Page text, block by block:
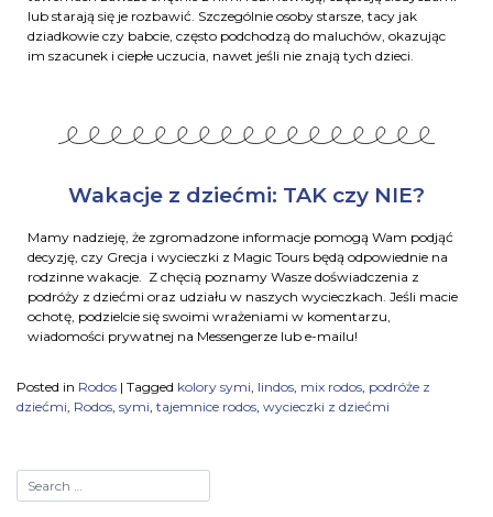
lub starają się je rozbawić. Szczególnie osoby starsze, tacy jak
dziadkowie czy babcie, często podchodzą do maluchów, okazując
im szacunek i ciepłe uczucia, nawet jeśli nie znają tych dzieci.
Wakacje z dziećmi: TAK czy NIE?
Mamy nadzieję, że zgromadzone informacje pomogą Wam podjąć
decyzję, czy Grecja i wycieczki z Magic Tours będą odpowiednie na
rodzinne wakacje. Z chęcią poznamy Wasze doświadczenia z
podróży z dziećmi oraz udziału w naszych wycieczkach. Jeśli macie
ochotę, podzielcie się swoimi wrażeniami w komentarzu,
wiadomości prywatnej na Messengerze lub e-mailu!
Posted in Rodos | Tagged kolory symi lindos mix rodos podróże z
dziećmi Rodos symi tajemnice rodos wycieczki z dziećmi